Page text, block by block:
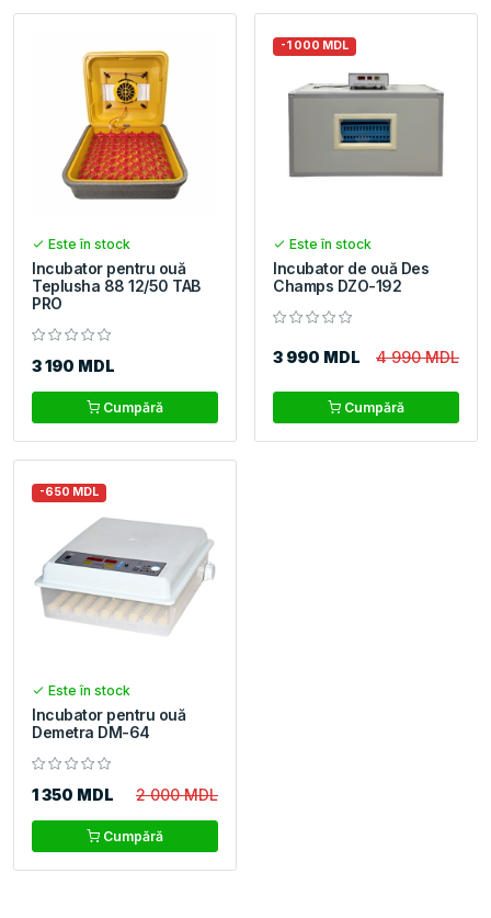
Este în stock
Incubator pentru ouă
Teplusha 88 12/50 TAB
PRO
3 190 MDL
Cumpără
-1 000 MDL
Este în stock
Incubator de ouă Des
Champs DZO-192
3 990 MDL 4 990 MDL
Cumpără
-650 MDL
Este în stock
Incubator pentru ouă
Demetra DM-64
1 350 MDL 2 000 MDL
Cumpără